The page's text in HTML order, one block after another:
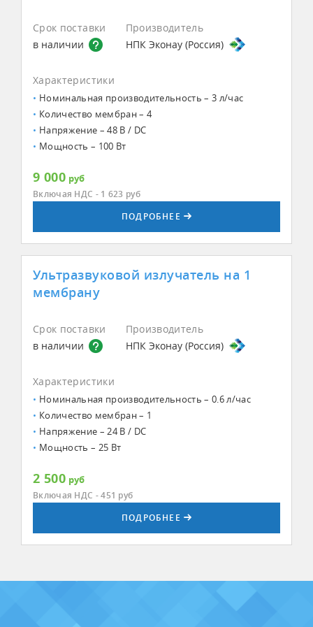
Срок поставки
в наличии
Производитель
НПК Эконау (Россия)
Характеристики
Номинальная производительность – 3 л/час
Количество мембран – 4
Напряжение – 48 В / DC
Мощность – 100 Вт
9 000 руб
Включая НДС - 1 623 руб
ПОДРОБНЕЕ
Ультразвуковой излучатель на 1
мембрану
Срок поставки
в наличии
Производитель
НПК Эконау (Россия)
Характеристики
Номинальная производительность – 0.6 л/час
Количество мембран – 1
Напряжение – 24 В / DC
Мощность – 25 Вт
2 500 руб
Включая НДС - 451 руб
ПОДРОБНЕЕ